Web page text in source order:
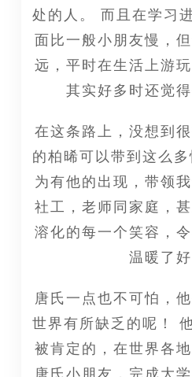
处的人。 而且在学习
面比一般小朋友慢，
远，平时在生活上游
其实好多时还觉
在这条路上，没想到
的柏晞可以带到这么
为有他的出现，带领
社工，老师同家庭，
溶化的每一个笑容，
温暖了好
唐氏一点也不可怕，
世界有所缺乏的呢！
被肯定的，在世界各